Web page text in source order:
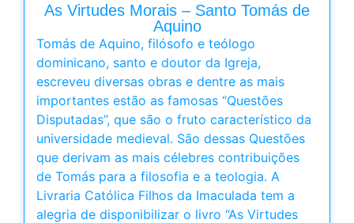
As Virtudes Morais – Santo Tomás de
Aquino
Tomás de Aquino, filósofo e teólogo
dominicano, santo e doutor da Igreja,
escreveu diversas obras e dentre as mais
importantes estão as famosas “Questões
Disputadas”, que são o fruto característico da
universidade medieval. São dessas Questões
que derivam as mais célebres contribuições
de Tomás para a filosofia e a teologia. A
Livraria Católica Filhos da Imaculada tem a
alegria de disponibilizar o livro “As Virtudes